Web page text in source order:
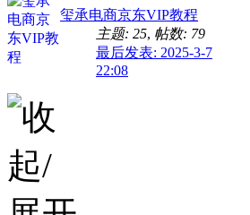
玺承电商京东VIP教程
主题: 25, 帖数: 79
最后发表: 2025-3-7
22:08